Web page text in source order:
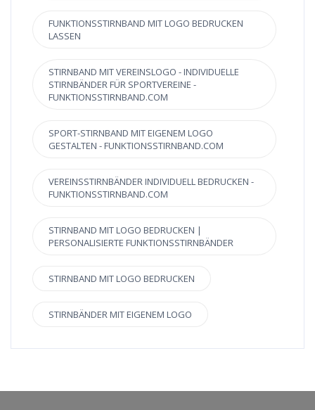
FUNKTIONSSTIRNBAND MIT LOGO BEDRUCKEN
LASSEN
STIRNBAND MIT VEREINSLOGO - INDIVIDUELLE
STIRNBÄNDER FÜR SPORTVEREINE -
FUNKTIONSSTIRNBAND.COM
SPORT-STIRNBAND MIT EIGENEM LOGO
GESTALTEN - FUNKTIONSSTIRNBAND.COM
VEREINSSTIRNBÄNDER INDIVIDUELL BEDRUCKEN -
FUNKTIONSSTIRNBAND.COM
STIRNBAND MIT LOGO BEDRUCKEN |
PERSONALISIERTE FUNKTIONSSTIRNBÄNDER
STIRNBAND MIT LOGO BEDRUCKEN
STIRNBÄNDER MIT EIGENEM LOGO